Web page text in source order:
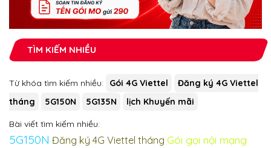
TÌM KIẾM NHIỀU
Từ khóa tìm kiếm nhiều: Gói 4G Viettel
Đăng ký 4G Viettel
tháng
5G150N 5G135N lịch Khuyến mãi
Bài viết tìm kiếm nhiều:
5G150N Đăng ký 4G Viettel tháng Gói gọi nội mạng